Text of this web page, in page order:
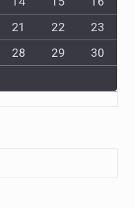
21 22
23
28 29
30